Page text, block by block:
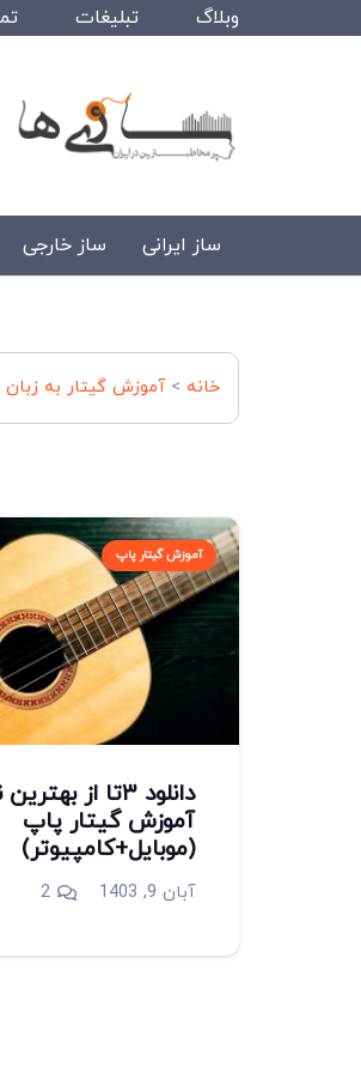
وبلاگ تبلیغات
ساز ایرانی ساز خارجی
خانه >آموزش گیتار به
آموزش گیتار پاپ
دانلود ۳تا از
آموزش گیتار پاپ
(موبایل+کامپیوتر)
آبان 9, 1403 2دیدگاه